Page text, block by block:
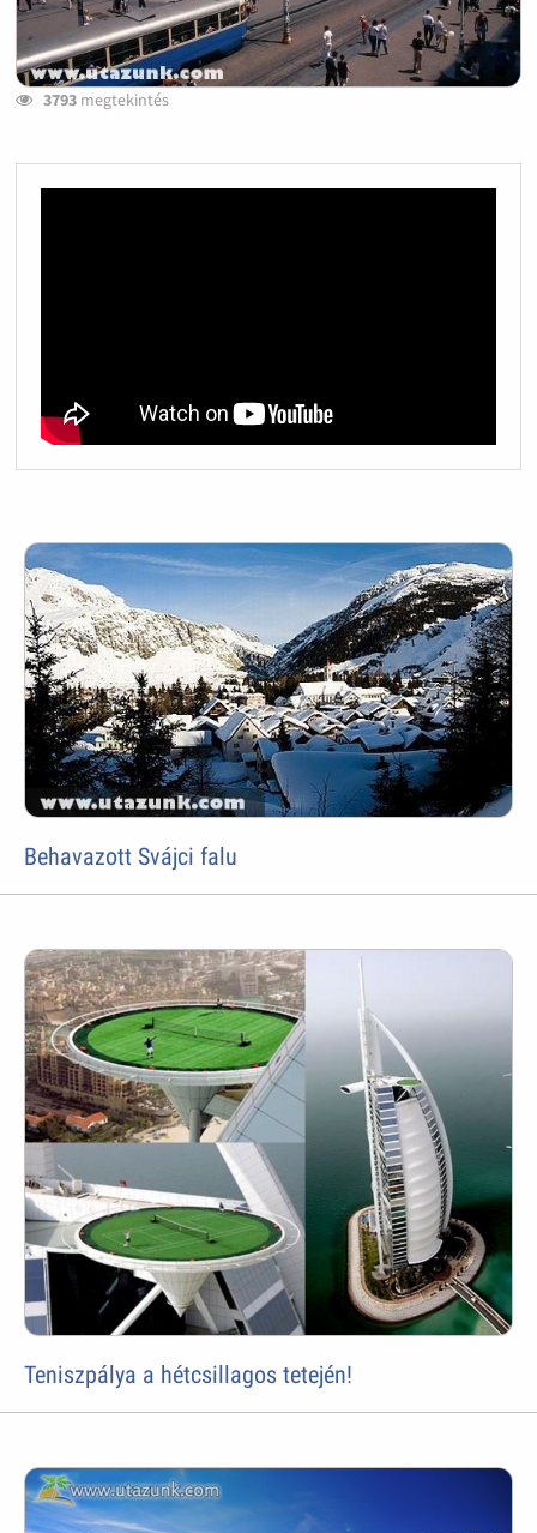
3793megtekintés
Behavazott Svájci falu
Teniszpálya a hétcsillagos tetején!